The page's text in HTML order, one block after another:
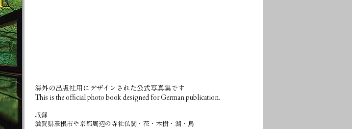
海外の出版社用にデザインされた公式写真集です
This is the official photo book designed for German publication.
​収録
滋賀県彦根市や京都周辺の寺社仏閣・花・木樹・湖・鳥